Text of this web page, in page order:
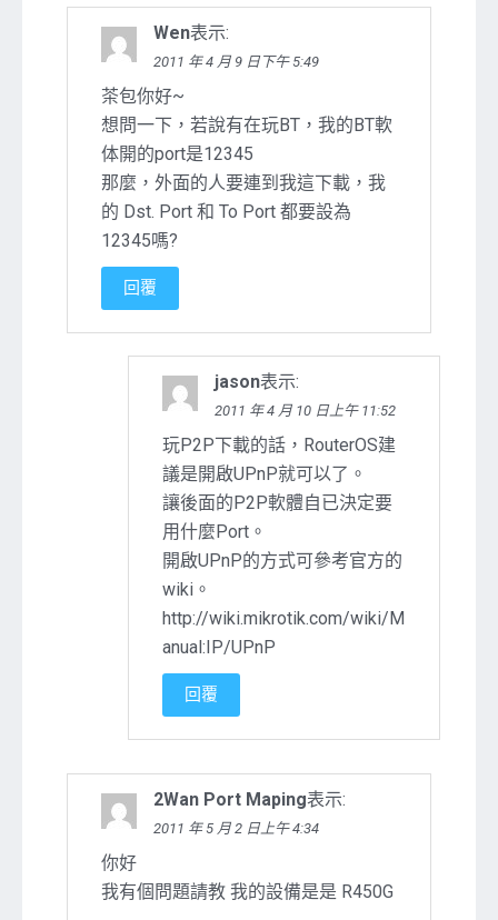
Wen表示:
2011 年 4 月 9 日下午 5:49
茶包你好~
想問一下，若說有在玩BT，我的BT軟
体開的port是12345
那麼，外面的人要連到我這下載，我
的 Dst. Port 和 To Port 都要設為
12345嗎?
回覆
jason表示:
2011 年 4 月 10 日上午 11:52
玩P2P下載的話，RouterOS建
議是開啟UPnP就可以了。
讓後面的P2P軟體自已決定要
用什麼Port。
開啟UPnP的方式可參考官方的
wiki。
http://wiki.mikrotik.com/wiki/M
anual:IP/UPnP
回覆
2Wan Port Maping表示:
2011 年 5 月 2 日上午 4:34
你好
我有個問題請教 我的設備是是 R450G